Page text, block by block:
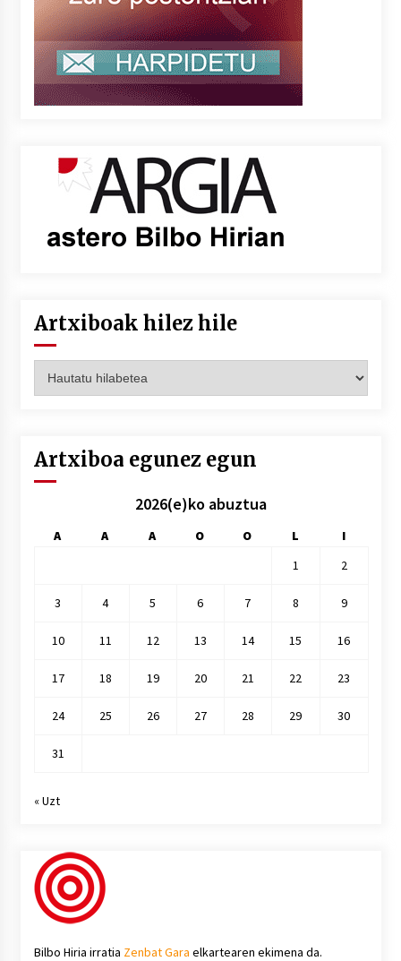
Artxiboak hilez hile
hilez
Artxiboa egunez egun
2026(e)ko abuztua
A A A O O L
I
1
2
3 4 5 6 7 8 9
10 11 12 13 14 15 16
17 18 19 20 21 22 23
24 25 26 27 28 29 30
31
« Uzt
Bilbo Hiria irratia Zenbat Gara elkartearen ekimena da.